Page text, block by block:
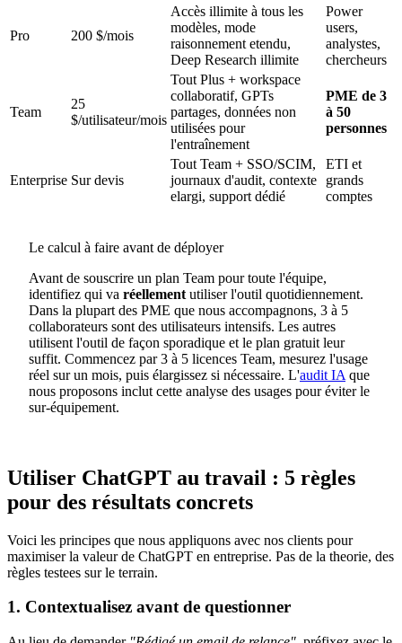
Pro 200 $/mois
Accès illimite à tous les
modèles, mode
raisonnement etendu,
Deep Research illimite
Power
users,
analystes,
chercheurs
Team
25
$/utilisateur/mois
Tout Plus + workspace
collaboratif, GPTs
partages, données non
utilisées pour
l'entraînement
PME de 3
à 50
personnes
Enterprise Sur devis
Tout Team + SSO/SCIM,
journaux d'audit, contexte
elargi, support dédié
ETI et
grands
comptes
Le calcul à faire avant de déployer
Avant de souscrire un plan Team pour toute l'équipe,
identifiez qui va réellement utiliser l'outil quotidiennement.
Dans la plupart des PME que nous accompagnons, 3 à 5
collaborateurs sont des utilisateurs intensifs. Les autres
utilisent l'outil de façon sporadique et le plan gratuit leur
suffit. Commencez par 3 à 5 licences Team, mesurez l'usage
réel sur un mois, puis élargissez si nécessaire. L'audit IA que
nous proposons inclut cette analyse des usages pour éviter le
sur-équipement.
Utiliser ChatGPT au travail : 5 règles
pour des résultats concrets
Voici les principes que nous appliquons avec nos clients pour
maximiser la valeur de ChatGPT en entreprise. Pas de la theorie, des
règles testees sur le terrain.
1. Contextualisez avant de questionner